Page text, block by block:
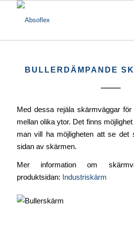
BULLERDÄMPANDE
Med dessa rejäla skärmväggar
mellan olika ytor. Det finns
man vill ha möjligheten att se det
sidan av skärmen.
Mer information om
produktsidan: Industriskärm